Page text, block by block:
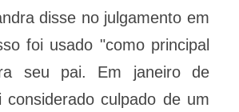
disse no julgamento em
foi usado "como principal
seu pai. Em janeiro de
considerado culpado de um